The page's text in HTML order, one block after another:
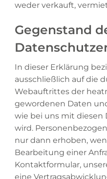
weder verkauft,
Gegenstand
In dieser Erklärung
ausschließlich auf die
Webauftrittes der
gewordenen Daten
wie bei uns mit
wird.
nur dann erhoben,
Bearbeitung einer
Kontaktformular,
eine